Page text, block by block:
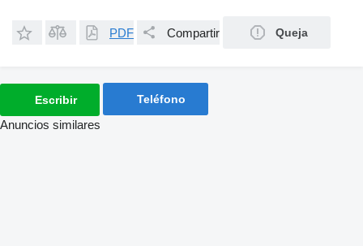
PDF Compartir Queja
Escribir Teléfono
Anuncios similares